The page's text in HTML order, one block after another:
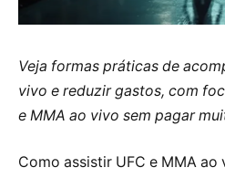
Veja formas práticas de
vivo e reduzir gastos, com
e MMA ao vivo sem pagar
Como assistir UFC e MMA